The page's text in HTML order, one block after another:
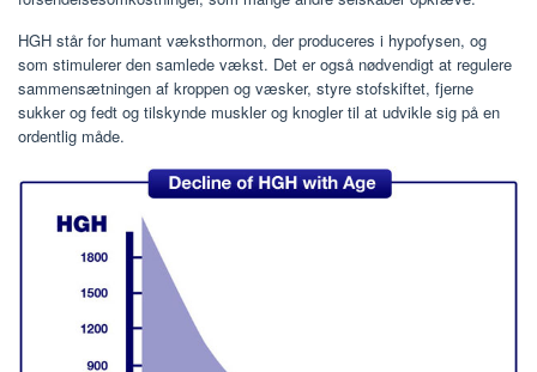
HGH står for humant væksthormon, der produceres i hypofysen, og
som stimulerer den samlede vækst. Det er også nødvendigt at regulere
sammensætningen af ​​kroppen og væsker, styre stofskiftet, fjerne
sukker og fedt og tilskynde muskler og knogler til at udvikle sig på en
ordentlig måde.